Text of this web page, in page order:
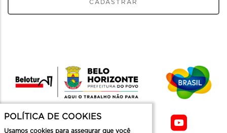
CADASTRAR
POLÍTICA DE COOKIES
Usamos cookies para assegurar que você